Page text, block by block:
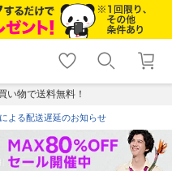
shopping_cart lock_outline
ログイン
い物で送料無料！
よる配送遅延のお知らせ